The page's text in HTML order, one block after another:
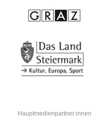
Hauptmedienpartner:innen